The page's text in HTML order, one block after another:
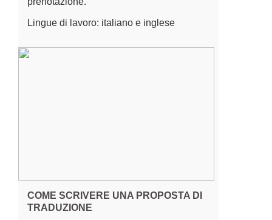
Lingue di lavoro: italiano e inglese
COME SCRIVERE UNA PROPOSTA DI
TRADUZIONE